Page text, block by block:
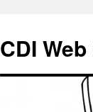
CDI